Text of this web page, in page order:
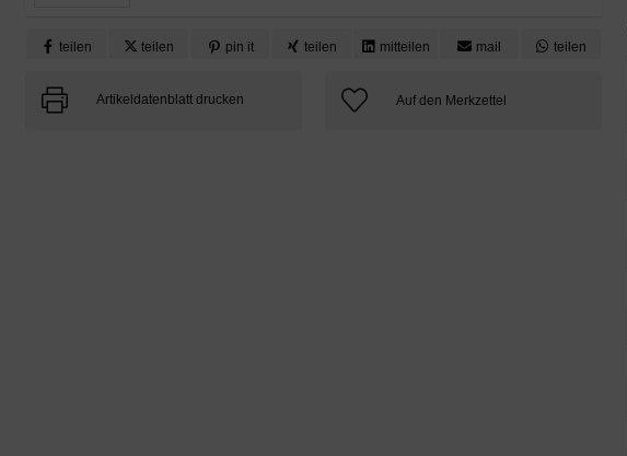
teilen teilen pin it teilen mitteilen mail teilen
Artikeldatenblatt drucken